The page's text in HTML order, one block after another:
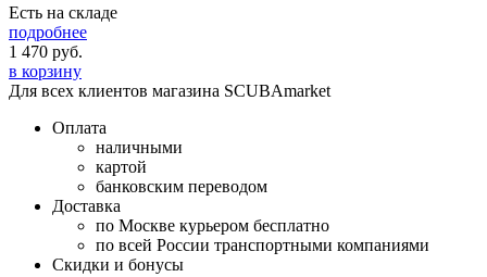
Есть на складе
подробнее
1 470 руб.
в корзину
Для всех клиентов магазина SCUBAmarket
Оплата
наличными
картой
банковским переводом
Доставка
по Москве курьером бесплатно
по всей России транспортными компаниями
Скидки и бонусы